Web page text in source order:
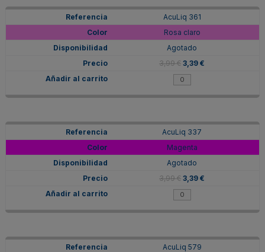
AcuLiq 361
Rosa claro
Agotado
3,99 € 3,39 €
AcuLiq 337
Magenta
Agotado
3,99 € 3,39 €
AcuLiq 579